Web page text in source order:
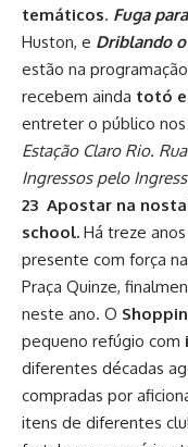
temáticos. Fuga
Huston, e Driblando
estão na
recebem ainda totó
entreter o público
Estação Claro Rio.
Ingressos pelo
23 Apostar na
school. Há treze
presente com força
Praça Quinze,
neste ano. O
pequeno refúgio com
diferentes décadas
compradas por
itens de diferentes